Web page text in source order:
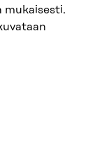
mukaisesti.